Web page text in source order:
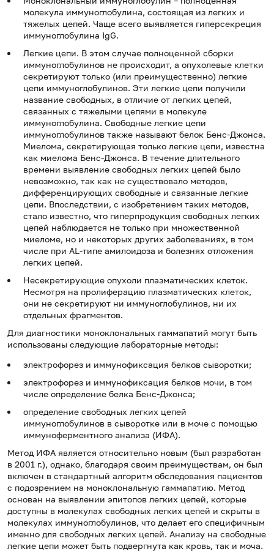
молекула иммуноглобулина, состоящая из легких и
тяжелых цепей. Чаще всего выявляется гиперсекреция
иммуноглобулина IgG.
Легкие цепи. В этом случае полноценной сборки
иммуноглобулинов не происходит, а опухолевые клетки
секретируют только (или преимущественно) легкие
цепи иммуноглобулинов. Эти легкие цепи получили
название свободных, в отличие от легких цепей,
связанных с тяжелыми цепями в молекуле
иммуноглобулина. Свободные легкие цепи
иммуноглобулинов также называют белок Бенс-Джонса.
Миелома, секретирующая только легкие цепи, известна
как миелома Бенс-Джонса. В течение длительного
времени выявление свободных легких цепей было
невозможно, так как не существовало методов,
дифференцирующих свободные и связанные легкие
цепи. Впоследствии, с изобретением таких методов,
стало известно, что гиперпродукция свободных легких
цепей наблюдается не только при множественной
миеломе, но и некоторых других заболеваниях, в том
числе при AL-типе амилоидоза и болезнях отложения
легких цепей.
Несекретирующие опухоли плазматических клеток.
Несмотря на пролиферацию плазматических клеток,
они не секретируют ни иммуноглобулинов, ни их
отдельных фрагментов.
Для диагностики моноклональных гаммапатий могут быть
использованы следующие лабораторные методы:
электрофорез и иммунофиксация белков сыворотки;
электрофорез и иммунофиксация белков мочи, в том
числе определение белка Бенс-Джонса;
определение свободных легких цепей
иммуноглобулинов в сыворотке или в моче с помощью
иммуноферментного анализа (ИФА).
Метод ИФА является относительно новым (был разработан
в 2001 г.), однако, благодаря своим преимуществам, он был
включен в стандартный алгоритм обследования пациентов
с подозрением на моноклональную гаммапатию. Метод
основан на выявлении эпитопов легких цепей, которые
доступны в молекулах свободных легких цепей и скрыты в
молекулах иммуноглобулинов, что делает его специфичным
именно для свободных легких цепей. Анализу на свободные
легкие цепи может быть подвергнута как кровь, так и моча.